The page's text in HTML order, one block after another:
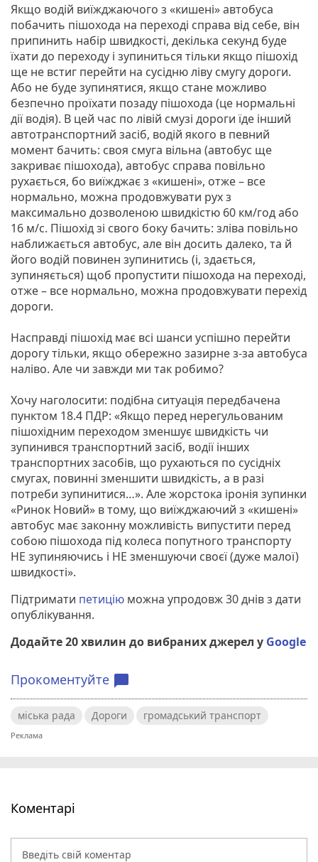
Якщо водій виїжджаючого з «кишені» автобуса
побачить пішохода на переході справа від себе, він
припинить набір швидкості, декілька секунд буде
їхати до переходу і зупиниться тільки якщо пішохід
ще не встиг перейти на сусідню ліву смугу дороги.
Або не буде зупинятися, якщо стане можливо
безпечно проїхати позаду пішохода (це нормальні
дії водія). В цей час по лівій смузі дороги їде інший
автотранспортний засіб, водій якого в певний
момент бачить: своя смуга вільна (автобус ще
закриває пішохода), автобус справа повільно
рухається, бо виїжджає з «кишені», отже – все
нормально, можна продовжувати рух з
максимально дозволеною швидкістю 60 км/год або
16 м/с. Пішохід зі свого боку бачить: зліва повільно
наближається автобус, але він досить далеко, та й
його водій повинен зупинитись (і, здається,
зупиняється) щоб пропустити пішохода на переході,
отже – все нормально, можна продовжувати перехід
дороги.
Насправді пішохід має всі шанси успішно перейти
дорогу тільки, якщо обережно зазирне з-за автобуса
наліво. Але чи завжди ми так робимо?
Хочу наголосити: подібна ситуація передбачена
пунктом 18.4 ПДР: «Якщо перед нерегульованим
пішохідним переходом зменшує швидкість чи
зупинився транспортний засіб, водії інших
транспортних засобів, що рухаються по сусідніх
смугах, повинні зменшити швидкість, а в разі
потреби зупинитися…». Але жорстока іронія зупинки
«Ринок Новий» в тому, що виїжджаючий з «кишені»
автобус має законну можливість випустити перед
собою пішохода під колеса попутного транспорту
НЕ зупиняючись і НЕ зменшуючи своєї (дуже малої)
швидкості».
Підтримати петицію можна упродовж 30 днів з дати
опублікування.
Додайте 20 хвилин до вибраних джерел у Google
Прокоментуйте chat_bubble
міська рада Дороги громадський транспорт
Коментарі